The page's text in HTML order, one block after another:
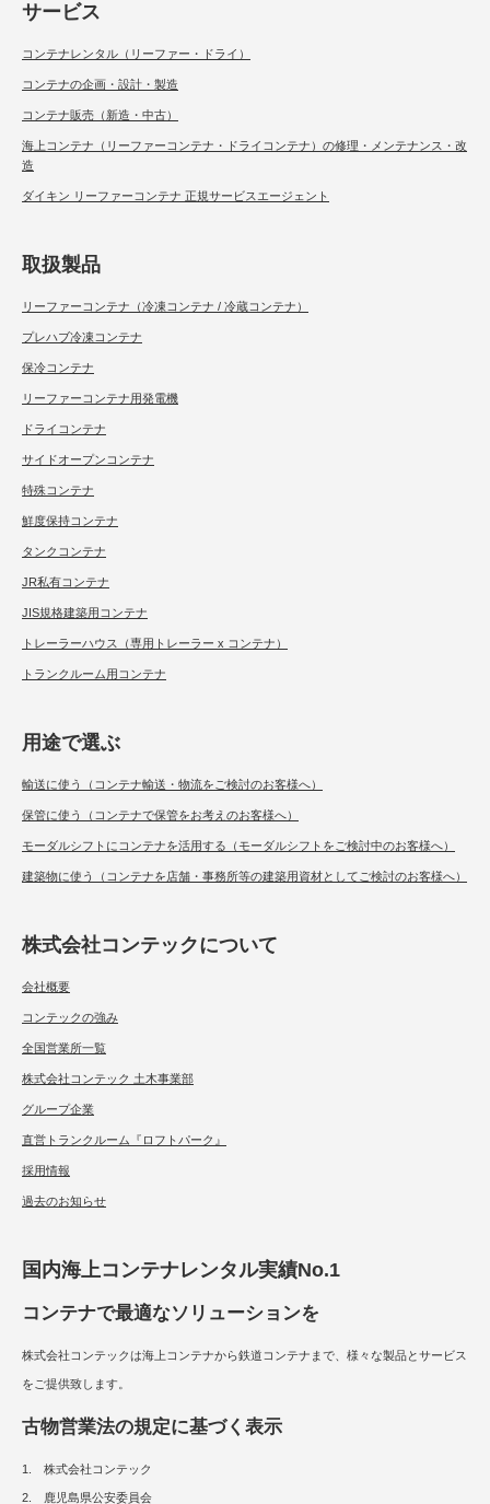
サービス
コンテナレンタル（リーファー・ドライ）
コンテナの企画・設計・製造
コンテナ販売（新造・中古）
海上コンテナ（リーファーコンテナ・ドライコンテナ）の修理・メンテナンス・改
造
ダイキン リーファーコンテナ 正規サービスエージェント
取扱製品
リーファーコンテナ（冷凍コンテナ / 冷蔵コンテナ）
プレハブ冷凍コンテナ
保冷コンテナ
リーファーコンテナ用発電機
ドライコンテナ
サイドオープンコンテナ
特殊コンテナ
鮮度保持コンテナ
タンクコンテナ
JR私有コンテナ
JIS規格建築用コンテナ
トレーラーハウス（専用トレーラー x コンテナ）
トランクルーム用コンテナ
用途で選ぶ
輸送に使う（コンテナ輸送・物流をご検討のお客様へ）
保管に使う（コンテナで保管をお考えのお客様へ）
モーダルシフトにコンテナを活用する（モーダルシフトをご検討中のお客様へ）
建築物に使う（コンテナを店舗・事務所等の建築用資材としてご検討のお客様へ）
株式会社コンテックについて
会社概要
コンテックの強み
全国営業所一覧
株式会社コンテック 土木事業部
グループ企業
直営トランクルーム『ロフトパーク』
採用情報
過去のお知らせ
国内海上コンテナレンタル実績No.1
コンテナで最適なソリューションを
株式会社コンテックは海上コンテナから鉄道コンテナまで、様々な製品とサービス
をご提供致します。
古物営業法の規定に基づく表示
1. 株式会社コンテック
2. 鹿児島県公安委員会